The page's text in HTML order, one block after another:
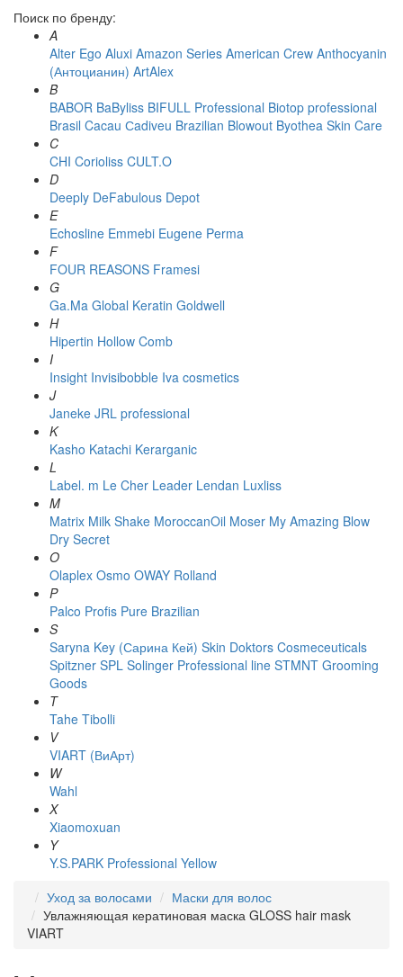
Поиск по бренду:
A
Alter Ego Aluxi Amazon Series American Crew Anthocyanin
(Антоцианин) ArtAlex
B
BABOR BaByliss BIFULL Professional Biotop professional
Brasil Cacau Сadiveu Brazilian Blowout Byothea Skin Care
C
CHI Corioliss CULT.O
D
Deeply DeFabulous Depot
E
Echosline Emmebi Eugene Perma
F
FOUR REASONS Framesi
G
Ga.Ma Global Keratin Goldwell
H
Hipertin Hollow Comb
I
Insight Invisibobble Iva cosmetics
J
Janeke JRL professional
K
Kasho Katachi Kerarganic
L
Label. m Le Cher Leader Lendan Luxliss
M
Matrix Milk Shake MoroccanOil Moser My Amazing Blow
Dry Secret
O
Olaplex Osmo OWAY Rolland
P
Palco Profis Pure Brazilian
S
Saryna Key (Сарина Кей) Skin Doktors Cosmeceuticals
Spitzner SPL Solinger Professional line STMNT Grooming
Goods
T
Tahe Tibolli
V
VIART (ВиАрт)
W
Wahl
X
Xiaomoxuan
Y
Y.S.PARK Professional Yellow
Уход за волосами
Маски для волос
Увлажняющая кератиновая маска GLOSS hair mask
VIART